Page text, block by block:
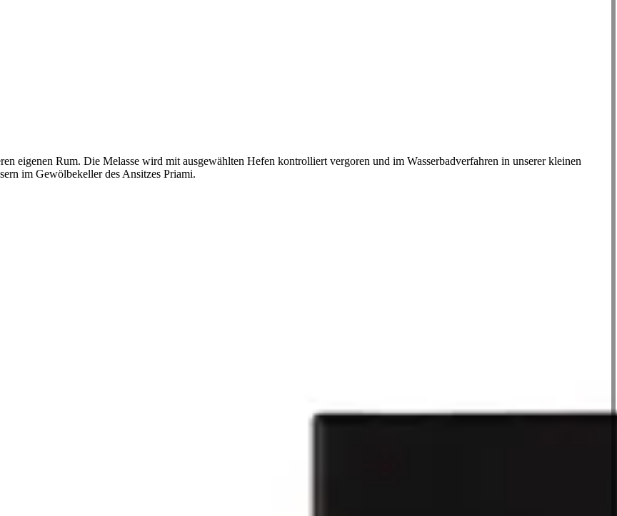
eigenen Rum. Die Melasse wird mit ausgewählten Hefen kontrolliert vergoren und im Wasserbadverfahren in unserer kleinen
im Gewölbekeller des Ansitzes Priami.